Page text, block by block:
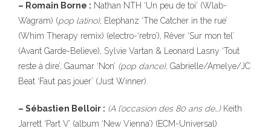
– Romain Borne : Nathan NTH ‘Un peu de toi’ (Wlab-
Wagram) (pop latino), Elephanz ‘The Catcher in the rue’
(Whim Therapy remix) (electro-‘retro’), Rêver ‘Sur mon tel’
(Avant Garde-Believe), Sylvie Vartan & Leonard Lasny ‘Tout
reste à dire’, Gaumar ‘Non’ (pop dance), Gabrielle/Amelye/JC
Beat ‘Faut pas jouer’ (Just Winner).
– Sébastien Belloir : (A l’occasion des 80 ans de…)Keith
Jarrett ‘Part V’ (album ‘New Vienna’) (ECM-Universal)